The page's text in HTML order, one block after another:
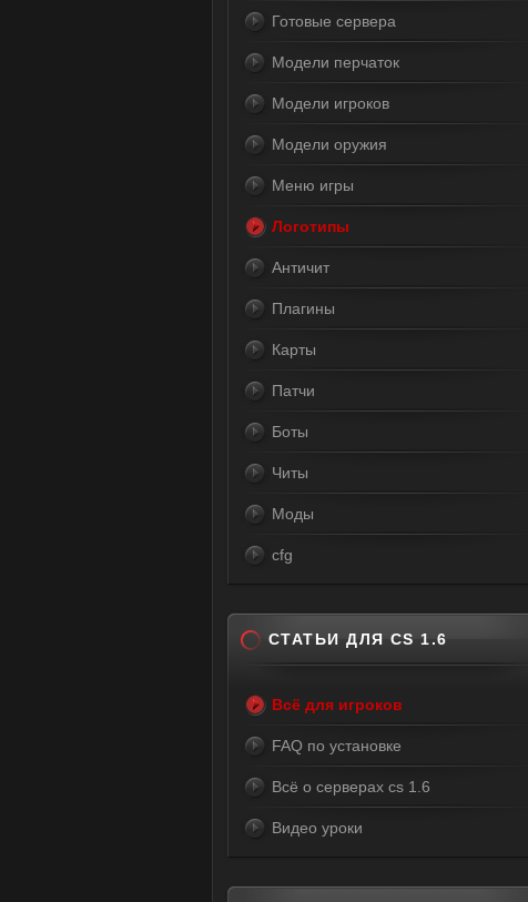
Готовые сервера
Модели перчаток
Модели игроков
Модели оружия
Меню игры
Логотипы
Античит
Плагины
Карты
Патчи
Боты
Читы
Моды
cfg
СТАТЬИ ДЛЯ CS 1.6
Всё для игроков
FAQ по установке
Всё о серверах cs 1.6
Видео уроки